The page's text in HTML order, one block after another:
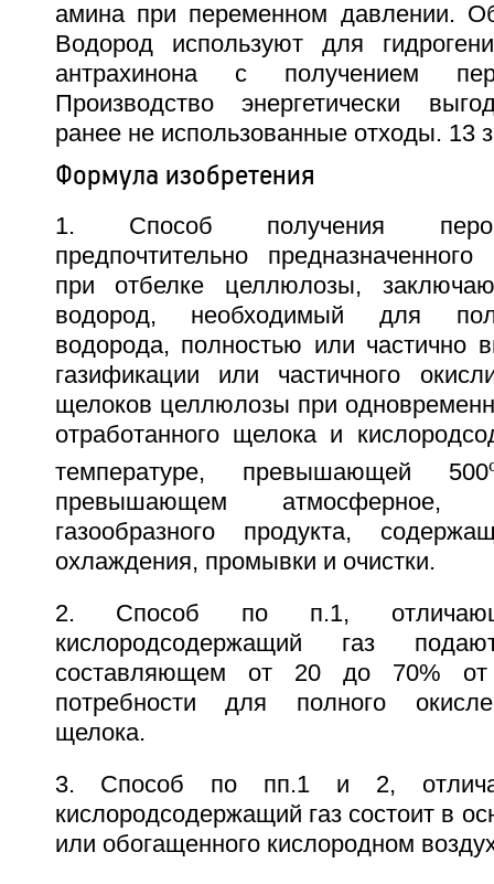
амина при переменном давлении.
Водород используют для
антрахинона с получением
Производство энергетически
ранее не использованные отходы. 13
Формула изобретения
1. Способ получения
предпочтительно
при отбелке целлюлозы,
водород, необходимый для
водорода, полностью или частично
газификации или частичного
щелоков целлюлозы при
отработанного щелока и
температуре, превышающей 500
превышающем атмосферное,
газообразного продукта,
охлаждения, промывки и очистки.
2. Способ по п.1,
кислородсодержащий газ
составляющем от 20 до 70% от
потребности для полного
щелока.
3. Способ по пп.1 и 2,
кислородсодержащий газ состоит в
или обогащенного кислородном